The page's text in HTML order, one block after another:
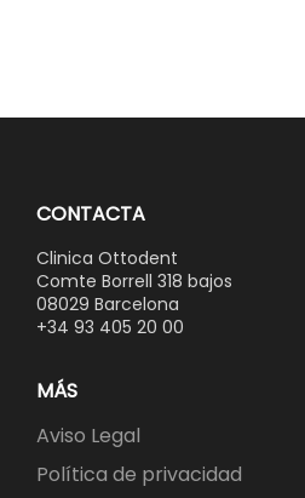
CONTACTA
Clinica Ottodent
Comte Borrell 318 bajos
08029 Barcelona
+34 93 405 20 00
MÁS
Aviso Legal
Política de privacidad